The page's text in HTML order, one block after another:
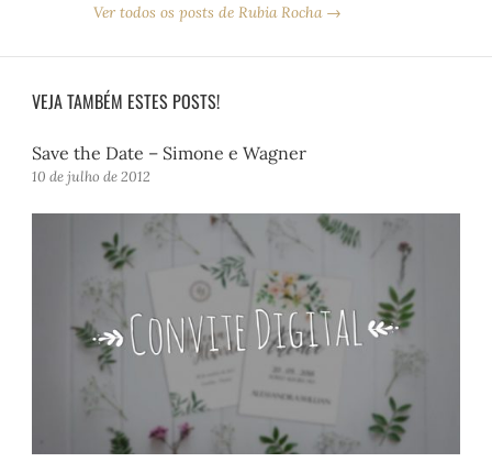
Ver todos os posts de Rubia Rocha →
VEJA TAMBÉM ESTES POSTS!
Save the Date – Simone e Wagner
10 de julho de 2012